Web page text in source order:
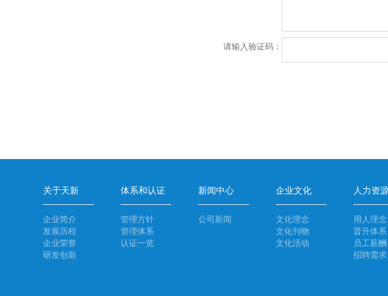
请输入验证码：
关于天新
企业简介
发展历程
企业荣誉
研发创新
体系和认证
管理方针
管理体系
认证一览
新闻中心
公司新闻
企业文化
文化理念
文化刊物
文化活动
人力资源
用人理念
晋升体系
员工薪酬
招聘需求